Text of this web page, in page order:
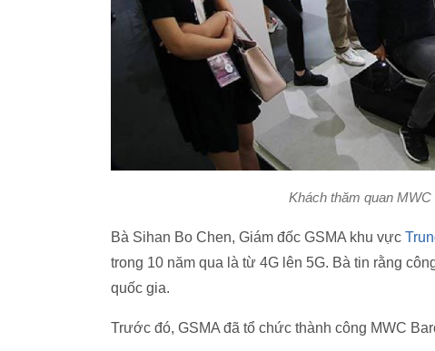
Khách thăm quan
Bà Sihan Bo Chen, Giám đốc GSMA khu vực
trong 10 năm qua là từ 4G lên 5G. Bà tin rằng
quốc gia.
Trước đó, GSMA đã tổ chức thành công MWC